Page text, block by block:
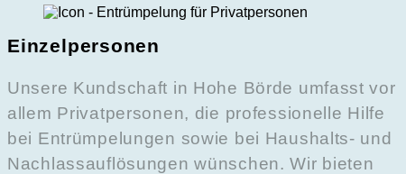
Einzelpersonen
Unsere Kundschaft in Hohe Börde umfasst vor
allem Privatpersonen, die professionelle Hilfe
bei Entrümpelungen sowie bei Haushalts- und
Nachlassauflösungen wünschen. Wir bieten